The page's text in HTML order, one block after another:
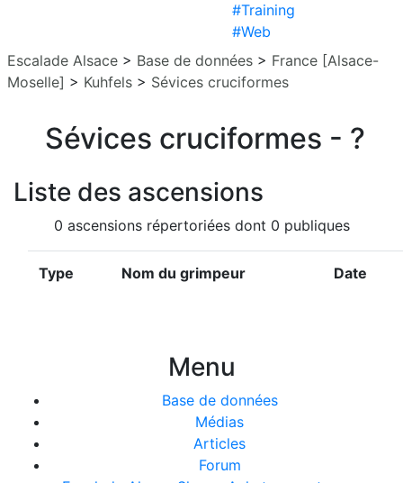
#Training
#Web
Escalade Alsace > Base de données > France [Alsace-
Moselle] > Kuhfels > Sévices cruciformes
Sévices cruciformes - ?
Liste des ascensions
0 ascensions répertoriées dont 0 publiques
Type Nom du grimpeur Date
Menu
Base de données
Médias
Articles
Forum